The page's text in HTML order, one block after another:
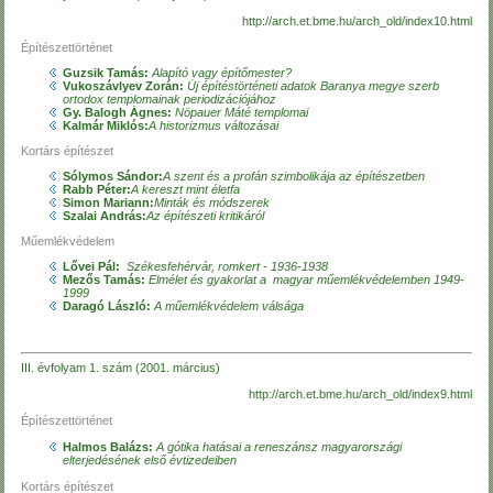
http://arch.et.bme.hu/arch_old/index10.html
Építészettörténet
Guzsik Tamás: Alapító vagy építőmester?
Vukoszávlyev Zorán:Új építéstörténeti adatok Baranya megye szerb
ortodox templomainak periodizációjához
Gy. Balogh Ágnes:Nöpauer Máté templomai
Kalmár Miklós:A historizmus változásai
Kortárs építészet
Sólymos Sándor:A szent és a profán szimbolikája az építészetben
Rabb Péter:A kereszt mint életfa
Simon Mariann:Minták és módszerek
Szalai András:Az építészeti kritikáról
Műemlékvédelem
Lővei Pál:Székesfehérvár, romkert - 1936-1938
Mezős Tamás:Elmélet és gyakorlat a magyar műemlékvédelemben 1949-
1999
Daragó László: A műemlékvédelem válsága
III. évfolyam 1. szám (2001. március)
http://arch.et.bme.hu/arch_old/index9.html
Építészettörténet
Halmos Balázs: A gótika hatásai a reneszánsz magyarországi
elterjedésének első évtizedeiben
Kortárs építészet